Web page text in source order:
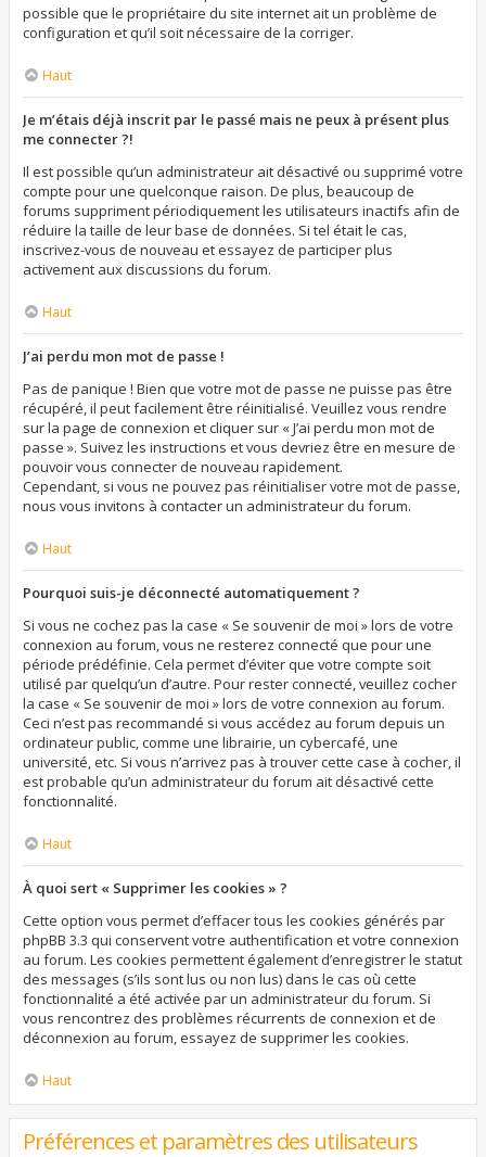
possible que le propriétaire du site internet ait un problème de
configuration et qu’il soit nécessaire de la corriger.
Haut
Je m’étais déjà inscrit par le passé mais ne peux à présent plus
me connecter ?!
Il est possible qu’un administrateur ait désactivé ou supprimé votre
compte pour une quelconque raison. De plus, beaucoup de
forums suppriment périodiquement les utilisateurs inactifs afin de
réduire la taille de leur base de données. Si tel était le cas,
inscrivez-vous de nouveau et essayez de participer plus
activement aux discussions du forum.
Haut
J’ai perdu mon mot de passe !
Pas de panique ! Bien que votre mot de passe ne puisse pas être
récupéré, il peut facilement être réinitialisé. Veuillez vous rendre
sur la page de connexion et cliquer sur « J’ai perdu mon mot de
passe ». Suivez les instructions et vous devriez être en mesure de
pouvoir vous connecter de nouveau rapidement.
Cependant, si vous ne pouvez pas réinitialiser votre mot de passe,
nous vous invitons à contacter un administrateur du forum.
Haut
Pourquoi suis-je déconnecté automatiquement ?
Si vous ne cochez pas la case « Se souvenir de moi » lors de votre
connexion au forum, vous ne resterez connecté que pour une
période prédéfinie. Cela permet d’éviter que votre compte soit
utilisé par quelqu’un d’autre. Pour rester connecté, veuillez cocher
la case « Se souvenir de moi » lors de votre connexion au forum.
Ceci n’est pas recommandé si vous accédez au forum depuis un
ordinateur public, comme une librairie, un cybercafé, une
université, etc. Si vous n’arrivez pas à trouver cette case à cocher, il
est probable qu’un administrateur du forum ait désactivé cette
fonctionnalité.
Haut
À quoi sert « Supprimer les cookies » ?
Cette option vous permet d’effacer tous les cookies générés par
phpBB 3.3 qui conservent votre authentification et votre connexion
au forum. Les cookies permettent également d’enregistrer le statut
des messages (s’ils sont lus ou non lus) dans le cas où cette
fonctionnalité a été activée par un administrateur du forum. Si
vous rencontrez des problèmes récurrents de connexion et de
déconnexion au forum, essayez de supprimer les cookies.
Haut
Préférences et paramètres des utilisateurs